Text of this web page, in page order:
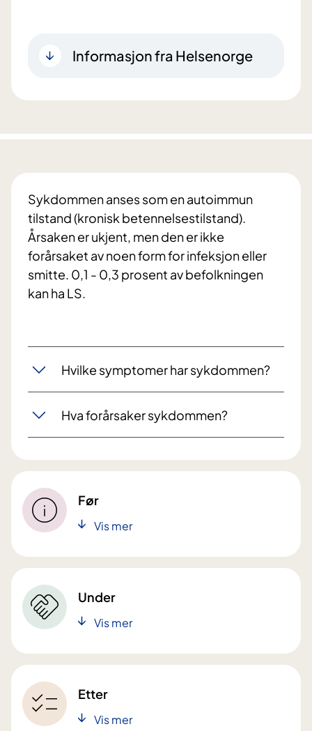
Informasjon fra Helsenorge
Sykdommen anses som en autoimmun
tilstand (kronisk betennelsestilstand).
Årsaken er ukjent, men den er ikke
forårsaket av noen form for infeksjon eller
smitte. 0,1 - 0,3 prosent av befolkningen
kan ha LS.
Hvilke symptomer har sykdommen?
Hva forårsaker sykdommen?
Før
Vis mer
Under
Vis mer
Etter
Vis mer